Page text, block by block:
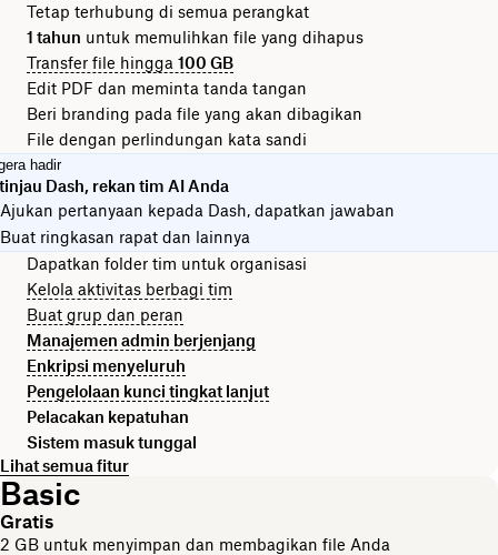
Tetap terhubung di semua perangkat
1 tahun untuk memulihkan file yang dihapus
Transfer file hingga 100 GB
Edit PDF dan meminta tanda tangan
Beri branding pada file yang akan dibagikan
File dengan perlindungan kata sandi
hadir
Dash, rekan tim AI Anda
Ajukan pertanyaan kepada Dash, dapatkan jawaban
Buat ringkasan rapat dan lainnya
Dapatkan folder tim untuk organisasi
Kelola aktivitas berbagi tim
Buat grup dan peran
Manajemen admin berjenjang
Enkripsi menyeluruh
Pengelolaan kunci tingkat lanjut
Pelacakan kepatuhan
Sistem masuk tunggal
Lihat semua fitur
Basic
Gratis
2 GB untuk menyimpan dan membagikan file Anda